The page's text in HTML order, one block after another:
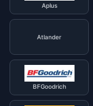
Aplus
Atlander
BFGoodrich